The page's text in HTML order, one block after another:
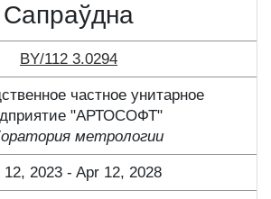
Сапраўдна
BY/112 3.0294
частное унитарное
"АРТОСОФТ"
метрологии
12, 2023 - Apr 12, 2028